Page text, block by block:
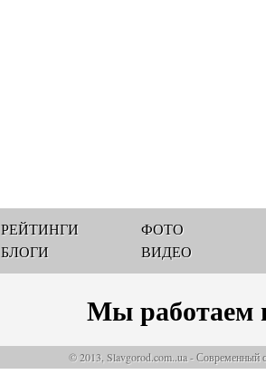
РЕЙТИНГИ
БЛОГИ
ФОТО
ВИДЕО
Мы работаем
© 2013, Slavgorod.com..ua - Современный